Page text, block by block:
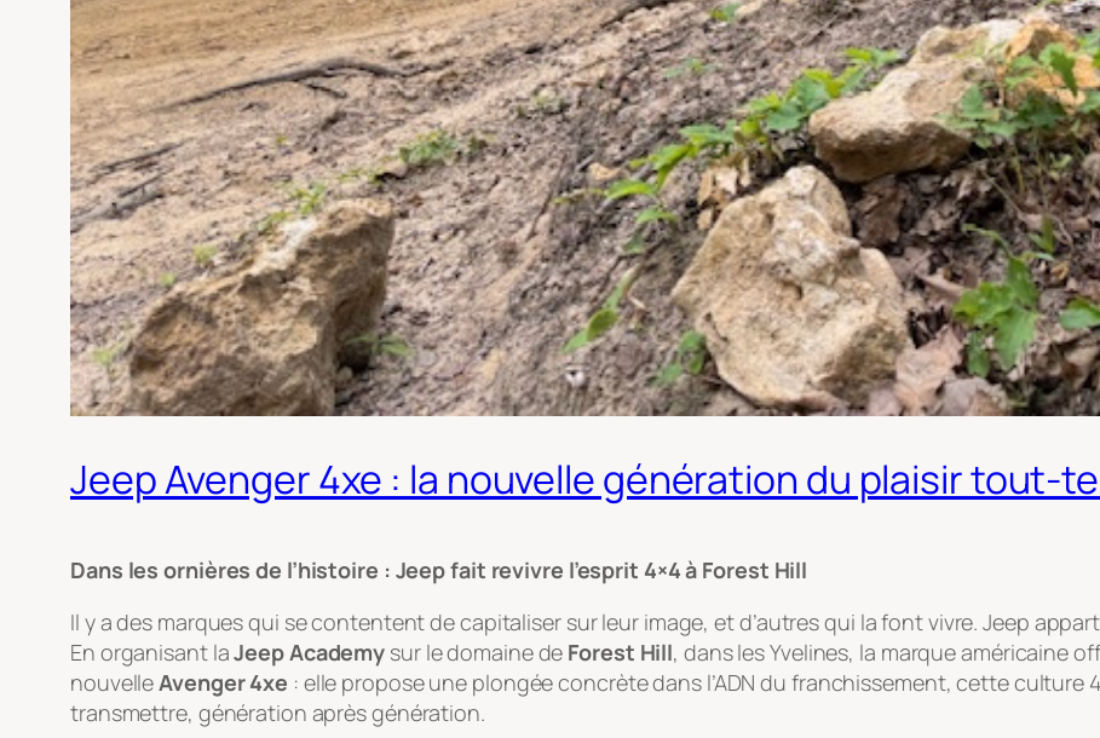
Jeep Avenger 4xe : la nouvelle génération du plaisir tout-
Dans les ornières de l’histoire : Jeep fait revivre l’esprit 4×4 à Forest Hill
Il y a des marques qui se contentent de capitaliser sur leur image, et d’autres qui la font vivre. Jeep
En organisant laJeep Academy sur le domaine de Forest Hill, dans les Yvelines, la marque américaine
nouvelleAvenger 4xe : elle propose une plongée concrète dans l’ADN du franchissement, cette culture
transmettre, génération après génération.